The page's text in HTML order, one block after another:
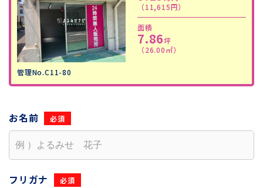
管理No.C11-80
（11,615円）
面積
7.86坪
（26.00㎡）
お名前
フリガナ